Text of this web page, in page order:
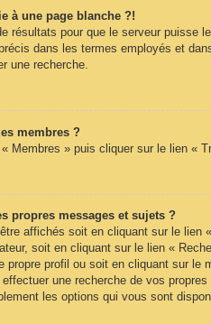
à une page blanche ?!
résultats pour que le serveur puisse
dans les termes employés et
une recherche.
membres ?
Membres » puis cliquer sur le lien «
propres messages et sujets ?
affichés soit en cliquant sur le lien
soit en cliquant sur le lien «
propre profil ou soit en cliquant sur le
une recherche de vos
les options qui vous sont